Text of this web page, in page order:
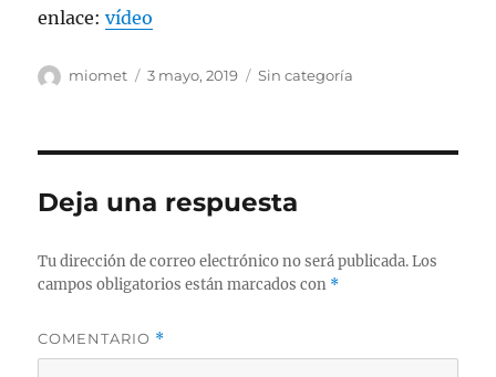
enlace:vídeo
Autor
miomet
Publicado
3 mayo, 2019 Categorías
Sin categoría
Deja una respuesta
Tu dirección de correo electrónico no será publicada. Los
campos obligatorios están marcados con *
COMENTARIO *